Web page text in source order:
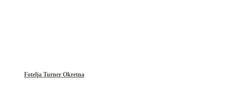
Fotelja Turner Okretna